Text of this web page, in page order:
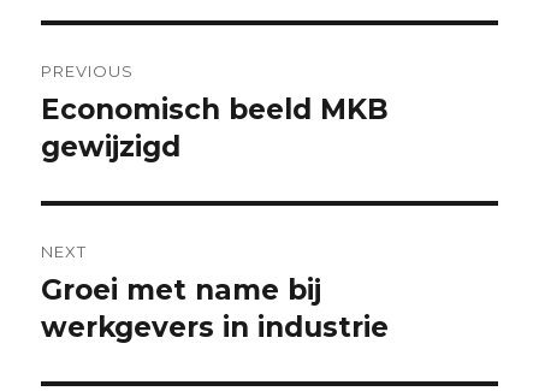
navigation
PREVIOUS
Previous
post:
Economisch beeld MKB
gewijzigd
NEXT
Next
post:
Groei met name bij
werkgevers in industrie